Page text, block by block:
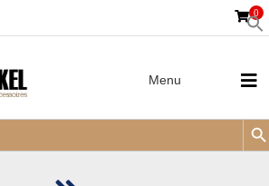
0
Menu